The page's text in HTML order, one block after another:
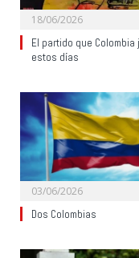
18/06/2026
El partido que Colombia
estos días
03/06/2026
Dos Colombias